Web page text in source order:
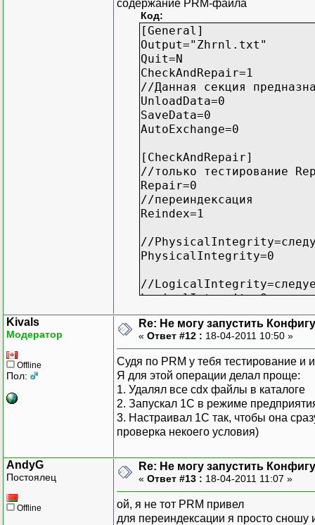
содержание PRM-файла
Код:
[General]
Output="Zhrnl.txt"
Quit=N
CheckAndRepair=1
//Данная секция
UnloadData=0
SaveData=0
AutoExchange=0
[CheckAndRepair]
//только тестирование
Repair=0
//переиндексация
Reindex=1
//
PhysicalIntegrity=0
//LogicalIntegrity=следует
LogicalIntegrity=0
//
RecalcSecondaries=0
RecalcTotals=0
//SkipUnresolved=следует
SkipUnresolved=0
//
//Если задано Y или 1,
//Reconstruct=Параметр
//Если задано Y или 1,
Reconstruct=0
Kivals
Модератор
Offline
Пол:
Re: Не могу запустить
« Ответ #12 : 18-04-2011 10:50 »
Судя по PRM у тебя тестирование и
Я для этой операции делал проще:
1. Удалял все cdx файлы в каталоге
2. Запускал 1С в режиме
3. Настраивал 1С так, чтобы она
проверка некоего условия)
AndyG
Постоялец
Offline
Re: Не могу запустить
« Ответ #13 : 18-04-2011 11:07 »
ой, я не тот PRM привел
для переиндексации я просто